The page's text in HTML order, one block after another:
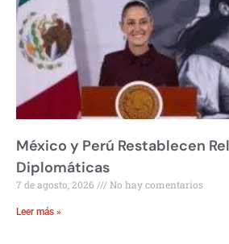
México y Perú Restablecen
Diplomáticas
7 de agosto, 2026 No hay comentarios
Leer más »